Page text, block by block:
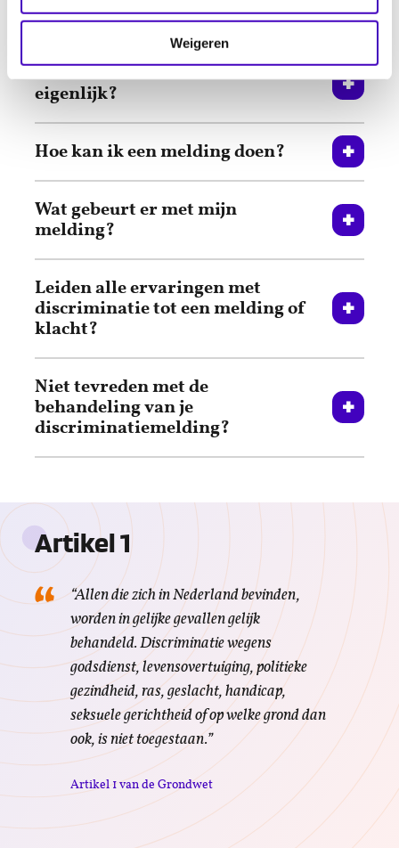
Weigeren
Veelgestelde vragen
eigenlijk?
Hoe kan ik een melding doen?
Wat gebeurt er met mijn
melding?
Leiden alle ervaringen met
discriminatie tot een melding of
klacht?
Niet tevreden met de
behandeling van je
discriminatiemelding?
Artikel 1
“Allen die zich in Nederland bevinden,
worden in gelijke gevallen gelijk
behandeld. Discriminatie wegens
godsdienst, levensovertuiging, politieke
gezindheid, ras, geslacht, handicap,
seksuele gerichtheid of op welke grond dan
ook, is niet toegestaan.”
Artikel 1 van de Grondwet